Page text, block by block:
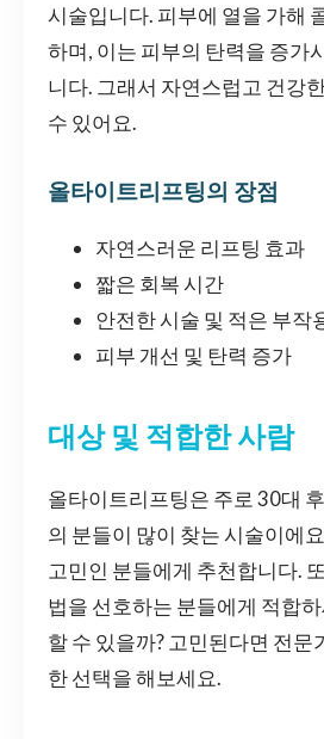
시술입니다. 피부에 열을 가해
하며, 이는 피부의 탄력을 증가
니다. 그래서 자연스럽고 건강
수 있어요.
올타이트리프팅의 장점
자연스러운 리프팅 효과
짧은 회복 시간
안전한 시술 및 적은 부작
피부 개선 및 탄력 증가
대상 및 적합한 사람
올타이트리프팅은 주로 30대
의 분들이 많이 찾는 시술이에
고민인 분들에게 추천합니다.
법을 선호하는 분들에게 적합
할 수 있을까? 고민된다면 전문
한 선택을 해보세요.